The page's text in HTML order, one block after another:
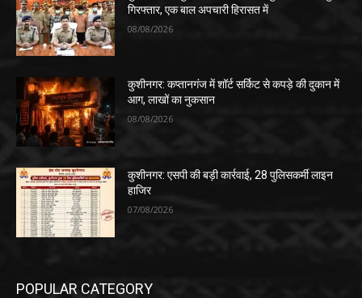
गिरफ्तार, एक बाल अपचारी हिरासत में
08/08/2026
कुशीनगर: कप्तानगंज में शॉर्ट सर्किट से कपड़े की दुकान में
आग, लाखों का नुकसान
08/08/2026
कुशीनगर: एसपी की बड़ी कार्रवाई, 28 पुलिसकर्मी लाइन
हाजिर
07/08/2026
POPULAR CATEGORY